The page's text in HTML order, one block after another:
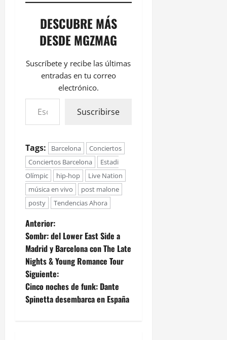
DESCUBRE MÁS
DESDE MGZMAG
Suscríbete y recibe las últimas
entradas en tu correo
electrónico.
Suscribirse
Tags: Barcelona
Conciertos
Conciertos Barcelona
Estadi
Olímpic
hip-hop
Live Nation
música en vivo
post malone
posty
Tendencias Ahora
Anterior:
Sombr: del Lower East Side a
Madrid y Barcelona con The Late
Nights & Young Romance Tour
Siguiente:
Cinco noches de funk: Dante
Spinetta desembarca en España